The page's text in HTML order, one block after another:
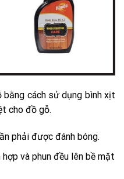
bằng cách sử dụng bình xịt
cho đồ gỗ.
phải được đánh bóng.
và phun đều lên bề mặt